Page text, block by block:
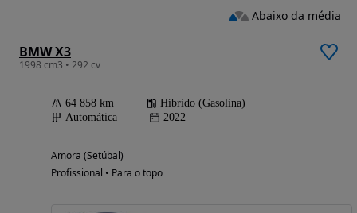
BMW X3
1998 cm3 • 292 cv
64 858 km
Híbrido (Gasolina)
Automática
2022
Amora (Setúbal)
Profissional • Para o topo
Abaixo da média